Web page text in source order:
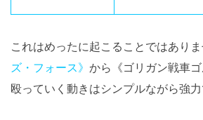
これはめったに起こることではありま
ズ・フォース》 から《ゴリガン戦車
殴っていく動きはシンプルながら強力